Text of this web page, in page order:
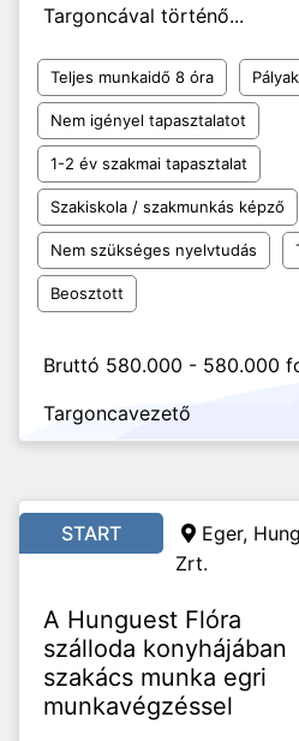
Targoncával történő...
Teljes munkaidő 8 óra
Nem igényel tapasztalatot
1-2 év szakmai tapasztalat
Szakiskola / szakmunkás képző
Nem szükséges nyelvtudás
Beosztott
Bruttó 580.000 - 580.000
Targoncavezető
START
Eger,
Zrt.
A Hunguest Flóra
szálloda konyhájában
szakács munka egri
munkavégzéssel